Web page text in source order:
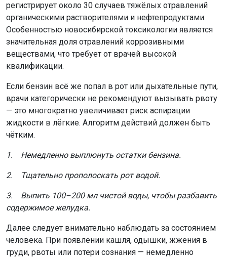
регистрирует около 30 случаев тяжёлых отравлений
органическими растворителями и нефтепродуктами.
Особенностью новосибирской токсикологии является
значительная доля отравлений коррозивными
веществами, что требует от врачей высокой
квалификации.
Если бензин всё же попал в рот или дыхательные пути,
врачи категорически не рекомендуют вызывать рвоту
— это многократно увеличивает риск аспирации
жидкости в лёгкие. Алгоритм действий должен быть
чётким.
1. Немедленно выплюнуть остатки бензина.
2. Тщательно прополоскать рот водой.
3. Выпить 100–200 мл чистой воды, чтобы разбавить
содержимое желудка.
Далее следует внимательно наблюдать за состоянием
человека. При появлении кашля, одышки, жжения в
груди, рвоты или потери сознания — немедленно